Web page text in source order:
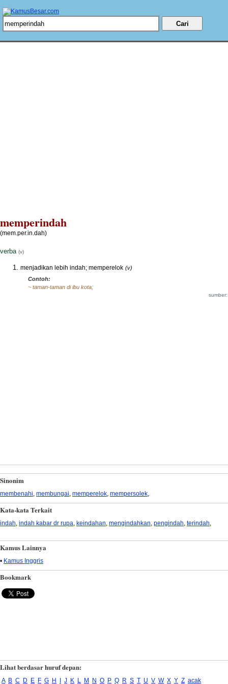
memperindah
(mem.per.in.dah)
verba (v)
menjadikan lebih indah; memperelok (v)
Contoh:
~ taman-taman di ibu kota;
Sinonim
membenahi membungai memperelok mempersolek
Kata-kata Terkait
indah, indah kabar dr rupa, keindahan, mengindahkan, pengindah, terindah,
Kamus Lainnya
• Kamus Inggris
Bookmark
Lihat berdasar huruf depan:
A B C D E F G H I J K L M N O P Q R S T U V W X Y Z acak